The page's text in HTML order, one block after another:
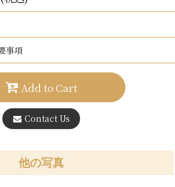
事項
Add to Cart
Contact Us
他の写真